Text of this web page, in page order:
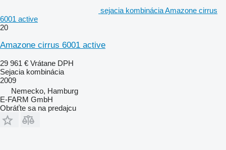
sejacia kombinácia Amazone cirrus
6001 active
20
Amazone cirrus 6001 active
29 961 € Vrátane DPH
Sejacia kombinácia
2009
Nemecko, Hamburg
E-FARM GmbH
Obráťte sa na predajcu